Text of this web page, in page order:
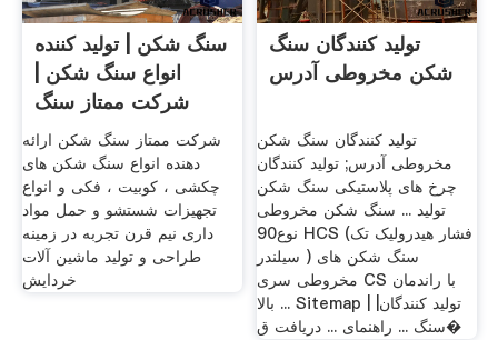
سنگ شکن | تولید کننده
انواع سنگ شکن |
شرکت ممتاز سنگ
شکن
شرکت ممتاز سنگ شکن ارائه
دهنده انواع سنگ شکن های
چکشی ، کوبیت ، فکی و انواع
تجهیزات شستشو و حمل مواد
داری نيم قرن تجربه در زمينه
طراحی و توليد ماشين آلات
خردايش
تولید کنندگان سنگ
شکن مخروطی آدرس
تولید کنندگان سنگ شکن
مخروطی آدرس; تولید کنندگان
چرخ های پلاستیکی سنگ شکن
تولید ... سنگ شکن مخروطی
نوع90 HCS (فشار هیدرولیک تک
سیلندر ) سنگ شکن های
مخروطی سری CS با راندمان
بالا ... Sitemap | |تولید کنندگان
سنگ ... راهنمای ... دریافت ق�